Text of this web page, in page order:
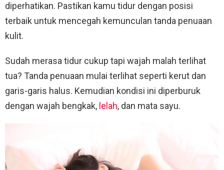
diperhatikan. Pastikan kamu tidur dengan posisi
terbaik untuk mencegah kemunculan tanda penuaan
kulit.
Sudah merasa tidur cukup tapi wajah malah terlihat
tua? Tanda penuaan mulai terlihat seperti kerut dan
garis-garis halus. Kemudian kondisi ini diperburuk
dengan wajah bengkak, lelah, dan mata sayu.